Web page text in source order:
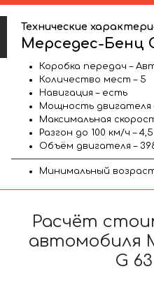
Технические
Мерседес-Бенц
Коробка передач –
Количество мест – 5
Навигация – есть
Мощность двигателя
Максимальная
Разгон до 100 км/ч –
Объём двигателя –
Минимальный
Расчёт
автомобиля
G